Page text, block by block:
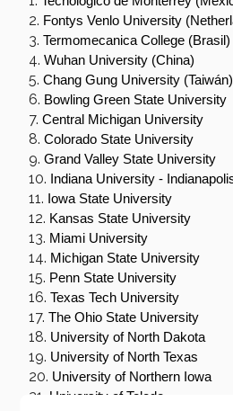
Fontys Venlo University
Termomecanica College (Brasil)
Wuhan University (China)
Chang Gung University (Taiwán)
Bowling Green State University
Central Michigan University
Colorado State University
Grand Valley State University
Indiana University -
Iowa State University
Kansas State University
Miami University
Michigan State University
Penn State University
Texas Tech University
The Ohio State University
University of North Dakota
University of North Texas
University of Northern Iowa
University of Toledo